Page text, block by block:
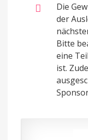
Die
der
Bitte
eine
ist.